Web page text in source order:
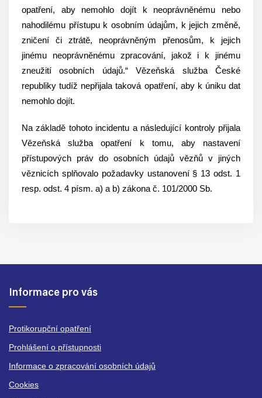
opatření, aby nemohlo dojít k neoprávněnému nebo
nahodilému přístupu k osobním údajům, k jejich změně,
zničení či ztrátě, neoprávněným přenosům, k jejich
jinému neoprávněnému zpracování, jakož i k jinému
zneužití osobních údajů.“ Vězeňská služba České
republiky tudíž nepřijala taková opatření, aby k úniku dat
nemohlo dojít.
Na základě tohoto incidentu a následující kontroly přijala
Vězeňská služba opatření k tomu, aby nastavení
přístupových práv do osobních údajů vězňů v jiných
věznicích splňovalo požadavky ustanovení § 13 odst. 1
resp. odst. 4 písm. a) a b) zákona č. 101/2000 Sb.
Informace pro vás
Protikorupční opatření
Prohlášení o přístupnosti
Informace o zpracování osobních údajů
Cookies